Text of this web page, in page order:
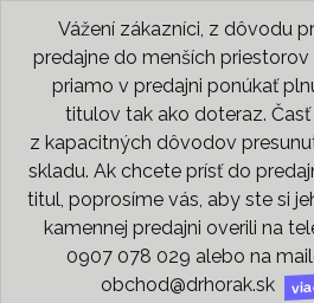
Vážení zákazníci, z dôvodu
predajne do menších
priamo v predajni ponúkať
titulov tak ako doteraz.
z kapacitných dôvodov
skladu. Ak chcete prísť do
titul, poprosíme vás, aby ste si
kamennej predajni overili na
0907 078 029 alebo na
obchod@drhorak.sk